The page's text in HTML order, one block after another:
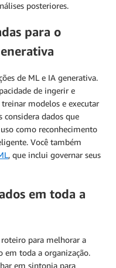
posteriores.
para o
de ML e IA generativa.
de ingerir e
modelos e executar
considera dados que
como reconhecimento
Você também
, que inclui governar seus
em toda a
para melhorar a
em toda a organização.
em sintonia para